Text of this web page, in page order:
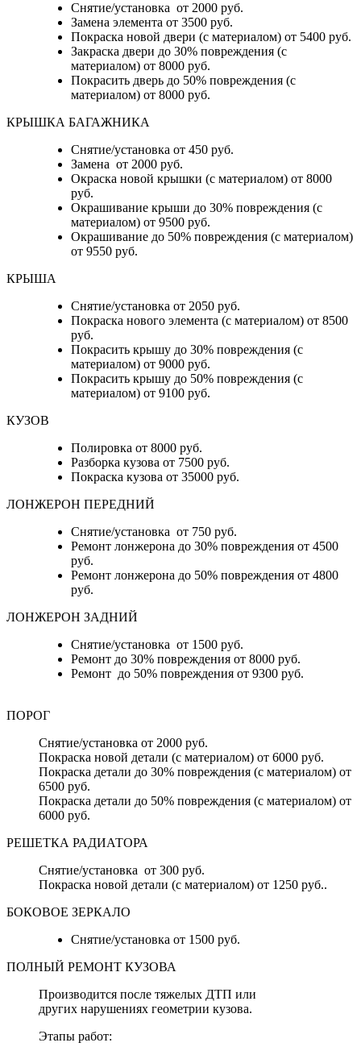
Снятие/установка от 2000 руб.
Замена элемента от 3500 руб.
Покраска новой двери (с материалом) от 5400 руб.
Закраска двери до 30% повреждения (с
материалом) от 8000 руб.
Покрасить дверь до 50% повреждения (с
материалом) от 8000 руб.
КРЫШКА БАГАЖНИКА
Снятие/установка от 450 руб.
Замена от 2000 руб.
Окраска новой крышки (с материалом) от 8000
руб.
Окрашивание крыши до 30% повреждения (с
материалом) от 9500 руб.
Окрашивание до 50% повреждения (с материалом)
от 9550 руб.
КРЫША
Снятие/установка от 2050 руб.
Покраска нового элемента (с материалом) от 8500
руб.
Покрасить крышу до 30% повреждения (с
материалом) от 9000 руб.
Покрасить крышу до 50% повреждения (с
материалом) от 9100 руб.
КУЗОВ
Полировка от 8000 руб.
Разборка кузова от 7500 руб.
Покраска кузова от 35000 руб.
ЛОНЖЕРОН ПЕРЕДНИЙ
Снятие/установка от 750 руб.
Ремонт лонжерона до 30% повреждения от 4500
руб.
Ремонт лонжерона до 50% повреждения от 4800
руб.
ЛОНЖЕРОН ЗАДНИЙ
Снятие/установка от 1500 руб.
Ремонт до 30% повреждения от 8000 руб.
Ремонт до 50% повреждения от 9300 руб.
ПОРОГ
Снятие/установка от 2000 руб.
Покраска новой детали (с материалом) от 6000 руб.
Покраска детали до 30% повреждения (с материалом) от
6500 руб.
Покраска детали до 50% повреждения (с материалом) от
6000 руб.
РЕШЕТКА РАДИАТОРА
Снятие/установка от 300 руб.
Покраска новой детали (с материалом) от 1250 руб..
БОКОВОЕ ЗЕРКАЛО
Снятие/установка от 1500 руб.
ПОЛНЫЙ РЕМОНТ КУЗОВА
Производится после тяжелых ДТП или
других нарушениях геометрии кузова.
Этапы работ: